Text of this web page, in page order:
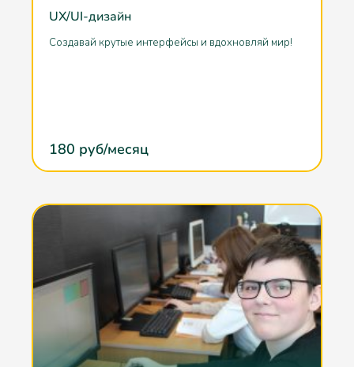
UX/UI-дизайн
Cоздавай крутые интерфейсы и вдохновляй мир!
180 руб/месяц